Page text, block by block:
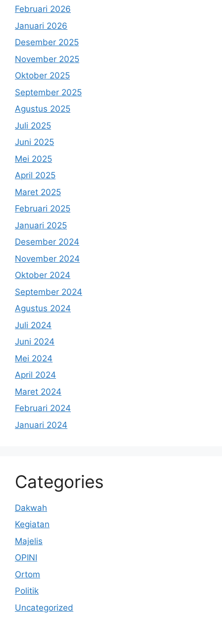
Februari 2026
Januari 2026
Desember 2025
November 2025
Oktober 2025
September 2025
Agustus 2025
Juli 2025
Juni 2025
Mei 2025
April 2025
Maret 2025
Februari 2025
Januari 2025
Desember 2024
November 2024
Oktober 2024
September 2024
Agustus 2024
Juli 2024
Juni 2024
Mei 2024
April 2024
Maret 2024
Februari 2024
Januari 2024
Categories
Dakwah
Kegiatan
Majelis
OPINI
Ortom
Politik
Uncategorized